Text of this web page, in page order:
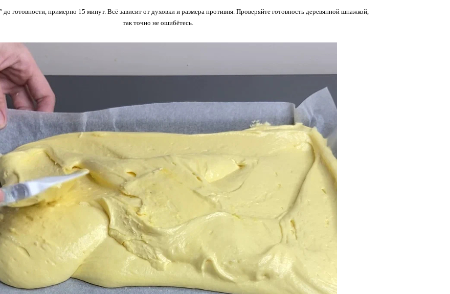
готовности, примерно 15 минут. Всё зависит от духовки и размера противня. Проверяйте готовность деревянной шпажкой,
так точно не ошибётесь.